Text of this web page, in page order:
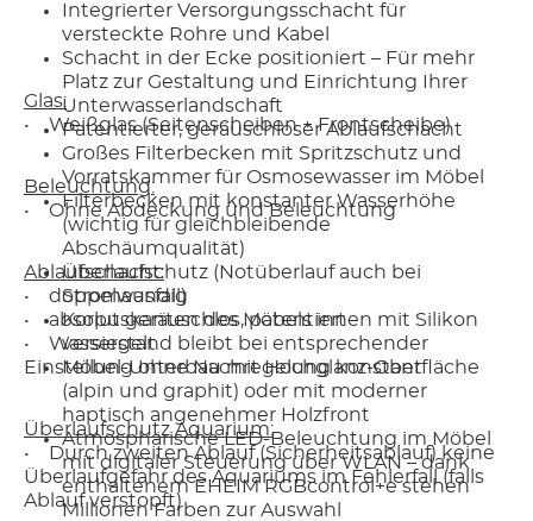
Integrierter Versorgungsschacht für
versteckte Rohre und Kabel
Schacht in der Ecke positioniert – Für mehr
Platz zur Gestaltung und Einrichtung Ihrer
Unterwasserlandschaft
Patentierter, geräuschloser Ablaufschacht
Großes Filterbecken mit Spritzschutz und
Vorratskammer für Osmosewasser im Möbel
Filterbecken mit konstanter Wasserhöhe
(wichtig für gleichbleibende
Abschäumqualität)
Überlaufschutz (Notüberlauf auch bei
Stromausfall)
Korpuskanten des Möbels innen mit Silikon
versiegelt
Möbel-Unterbau mit Hochglanz-Oberfläche
(alpin und graphit) oder mit moderner
haptisch angenehmer Holzfront
Atmosphärische LED-Beleuchtung im Möbel
mit digitaler Steuerung über WLAN – dank
enthaltenem EHEIM RGBcontrol+e stehen
Millionen Farben zur Auswahl
Glas:
• Weißglas (Seitenscheiben + Frontscheibe)
Beleuchtung:
• Ohne Abdeckung und Beleuchtung
Ablaufschacht:
• doppelwandig
• absolut geräuschlos, patentiert
• Wasserstand bleibt bei entsprechender
Einstellung ohne Nachregelung konstant
Überlaufschutz Aquarium:
• Durch zweiten Ablauf (Sicherheitsablauf) keine
Überlaufgefahr des Aquariums im Fehlerfall (falls
Ablauf verstopft)